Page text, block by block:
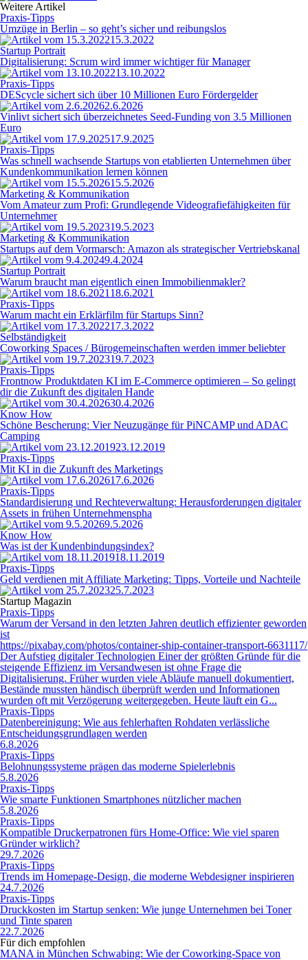
Weitere Artikel
Praxis-Tipps
Umzüge in Berlin – so geht’s sicher und reibungslos
15.3.2022
Startup Portrait
Digitalisierung: Scrum wird immer wichtiger für Manager
13.10.2022
Praxis-Tipps
DEScycle sichert sich über 10 Millionen Euro Fördergelder
2.6.2026
Vinlivt sichert sich überzeichnetes Seed-Funding von 3.5 Millionen
Euro
17.9.2025
Praxis-Tipps
Was schnell wachsende Startups von etablierten Unternehmen über
Kundenkommunikation lernen können
15.5.2026
Marketing & Kommunikation
Vom Amateur zum Profi: Grundlegende Videografiefähigkeiten für
Unternehmer
19.5.2023
Marketing & Kommunikation
Startups auf dem Vormarsch: Amazon als strategischer Vertriebskanal
9.4.2024
Startup Portrait
Warum braucht man eigentlich einen Immobilienmakler?
18.6.2021
Praxis-Tipps
Warum macht ein Erklärfilm für Startups Sinn?
17.3.2022
Selbständigkeit
Coworking Spaces / Bürogemeinschaften werden immer beliebter
19.7.2023
Praxis-Tipps
Frontnow Produktdaten KI im E-Commerce optimieren – So gelingt
dir die Zukunft des digitalen Hande
30.4.2026
Know How
Schöne Bescherung: Vier Neuzugänge für PiNCAMP und ADAC
Camping
23.12.2019
Praxis-Tipps
Mit KI in die Zukunft des Marketings
17.6.2026
Praxis-Tipps
Standardisierung und Rechteverwaltung: Herausforderungen digitaler
Assets in frühen Unternehmenspha
9.5.2026
Know How
Was ist der Kundenbindungsindex?
18.11.2019
Praxis-Tipps
Geld verdienen mit Affiliate Marketing: Tipps, Vorteile und Nachteile
25.7.2023
Startup Magazin
Praxis-Tipps
Warum der Versand in den letzten Jahren deutlich effizienter geworden
ist
https://pixabay.com/photos/container-ship-container-transport-6631117/
Der Aufstieg digitaler Technologien Einer der größten Gründe für die
steigende Effizienz im Versandwesen ist ohne Frage die
Digitalisierung. Früher wurden viele Abläufe manuell dokumentiert,
Bestände mussten händisch überprüft werden und Informationen
wurden oft mit Verzögerung weitergegeben. Heute läuft ein G...
Praxis-Tipps
Datenbereinigung: Wie aus fehlerhaften Rohdaten verlässliche
Entscheidungsgrundlagen werden
6.8.2026
Praxis-Tipps
Belohnungssysteme prägen das moderne Spielerlebnis
5.8.2026
Praxis-Tipps
Wie smarte Funktionen Smartphones nützlicher machen
5.8.2026
Praxis-Tipps
Kompatible Druckerpatronen fürs Home-Office: Wie viel sparen
Gründer wirklich?
29.7.2026
Praxis-Tipps
Trends im Homepage-Design, die moderne Webdesigner inspirieren
24.7.2026
Praxis-Tipps
Druckkosten im Startup senken: Wie junge Unternehmen bei Toner
und Tinte sparen
22.7.2026
Für dich empfohlen
MANA in München Schwabing: Wie der Coworking-Space von